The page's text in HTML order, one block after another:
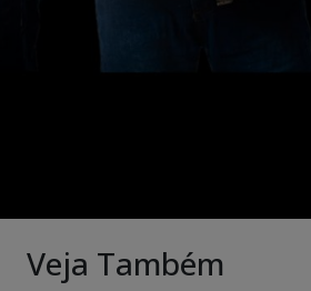
Veja Também